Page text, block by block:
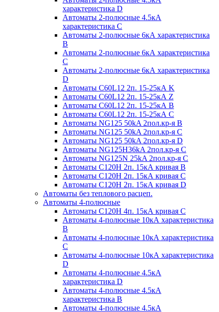
характеристика D
Автоматы 2-полюсные 4.5кА
характеристика С
Автоматы 2-полюсные 6кА характеристика
B
Автоматы 2-полюсные 6кА характеристика
C
Автоматы 2-полюсные 6кА характеристика
D
Автоматы C60L12 2п. 15-25кА K
Автоматы C60L12 2п. 15-25кА Z
Автоматы C60L12 2п. 15-25кА B
Автоматы C60L12 2п. 15-25кА C
Автоматы NG125 50kA 2пол.кр-я B
Автоматы NG125 50kA 2пол.кр-я C
Автоматы NG125 50kA 2пол.кр-я D
Автоматы NG125H36kA 2пол.кр-я C
Автоматы NG125N 25kA 2пол.кр-я C
Автоматы С120H 2п. 15кА кривая B
Автоматы С120H 2п. 15кА кривая C
Автоматы С120H 2п. 15кА кривая D
Автоматы без теплового расцеп.
Автоматы 4-полюсные
Автоматы С120H 4п. 15кА кривая C
Автоматы 4-полюсные 10кА характеристика
B
Автоматы 4-полюсные 10кА характеристика
C
Автоматы 4-полюсные 10кА характеристика
D
Автоматы 4-полюсные 4.5кА
характеристика D
Автоматы 4-полюсные 4.5кА
характеристика В
Автоматы 4-полюсные 4.5кА